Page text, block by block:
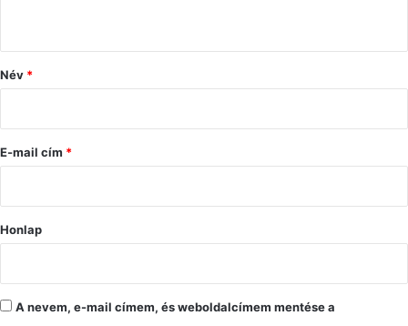
ó
s
Név *
E-mail cím *
Honlap
A nevem, e-mail címem, és weboldalcímem mentése a